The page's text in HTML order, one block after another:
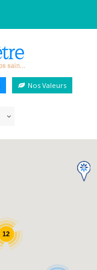
Nos Valeurs
12